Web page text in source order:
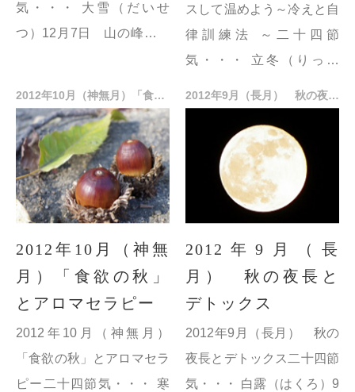
気・・・ 大雪（だいせ
つ）12月7日 山の峰々に
冬至（とうじ）12月21
日 冬の折り返し地点。北
半...
スして温めよう～冷えと自
律訓練法 ～二十四節
気・・・ 立冬（りっと
の始まり。吹く風にも一段
と冷たさが増す。
小雪（しょうせつ）...
2012年10月（神無月）「食欲の秋」とアロマセラピー
2012年10月（神無
月）「食欲の秋」
とアロマセラピー
2012年10月（神無月）
「食欲の秋」とアロマセラ
ピー二十四節気・・・ 寒
2012年9月（長月） 秋の夜長とデトックス
2012年9月（長
月） 秋の夜長と
デトックス
2012年9月（長月） 秋の
夜長とデトックス二十四節
気・・・ 白露（はくろ）9